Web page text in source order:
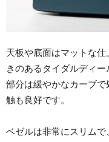
天板や底面はマットな
きのあるタイダルディ
部分は緩やかなカーブ
触も良好です。
ベゼルは非常にスリムで